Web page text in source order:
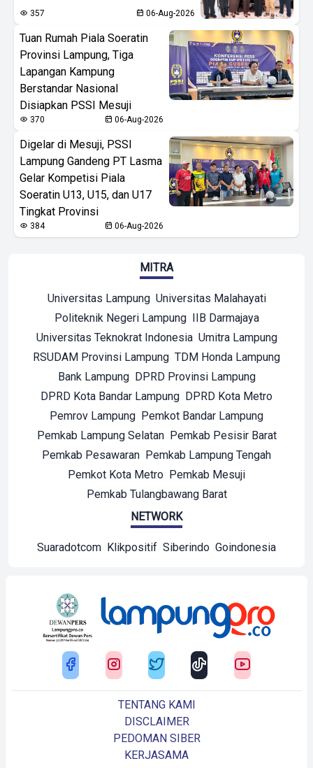
357 06-Aug-2026
Tuan Rumah Piala Soeratin
Provinsi Lampung, Tiga
Lapangan Kampung
Berstandar Nasional
Disiapkan PSSI Mesuji
370 06-Aug-2026
Digelar di Mesuji, PSSI
Lampung Gandeng PT Lasma
Gelar Kompetisi Piala
Soeratin U13, U15, dan U17
Tingkat Provinsi
384 06-Aug-2026
MITRA
Universitas Lampung Universitas Malahayati
Politeknik Negeri Lampung IIB Darmajaya
Universitas Teknokrat Indonesia Umitra Lampung
RSUDAM Provinsi Lampung TDM Honda Lampung
Bank Lampung DPRD Provinsi Lampung
DPRD Kota Bandar Lampung DPRD Kota Metro
Pemrov Lampung Pemkot Bandar Lampung
Pemkab Lampung Selatan Pemkab Pesisir Barat
Pemkab Pesawaran Pemkab Lampung Tengah
Pemkot Kota Metro Pemkab Mesuji
Pemkab Tulangbawang Barat
NETWORK
Suaradotcom Klikpositif Siberindo Goindonesia
TENTANG KAMI
DISCLAIMER
PEDOMAN SIBER
KERJASAMA